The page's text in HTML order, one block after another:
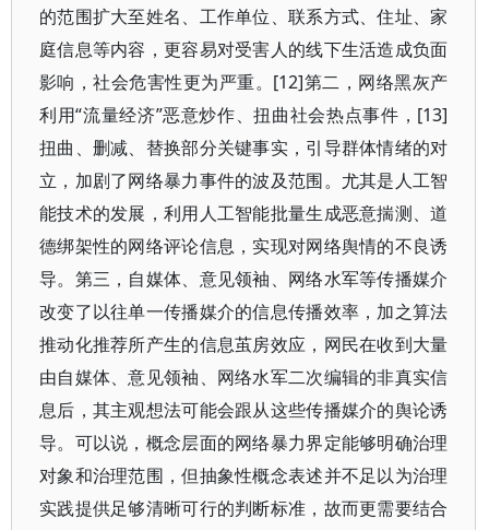
的范围扩大至姓名、工作单位、联系方式、住址、家
庭信息等内容，更容易对受害人的线下生活造成负面
影响，社会危害性更为严重。[12]第二，网络黑灰产
利用“流量经济”恶意炒作、扭曲社会热点事件，[13]
扭曲、删减、替换部分关键事实，引导群体情绪的对
立，加剧了网络暴力事件的波及范围。尤其是人工智
能技术的发展，利用人工智能批量生成恶意揣测、道
德绑架性的网络评论信息，实现对网络舆情的不良诱
导。第三，自媒体、意见领袖、网络水军等传播媒介
改变了以往单一传播媒介的信息传播效率，加之算法
推动化推荐所产生的信息茧房效应，网民在收到大量
由自媒体、意见领袖、网络水军二次编辑的非真实信
息后，其主观想法可能会跟从这些传播媒介的舆论诱
导。可以说，概念层面的网络暴力界定能够明确治理
对象和治理范围，但抽象性概念表述并不足以为治理
实践提供足够清晰可行的判断标准，故而更需要结合